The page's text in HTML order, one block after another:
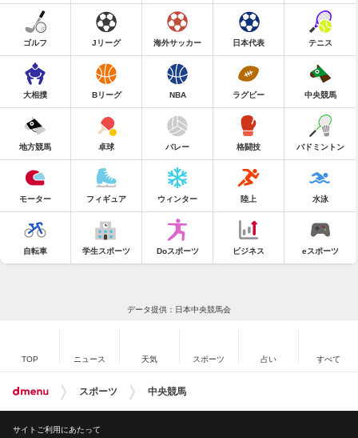
ゴルフ Jリーグ 海外サッカー 日本代表 テニス
大相撲 Bリーグ NBA ラグビー 中央競馬
地方競馬 卓球 バレー 格闘技 バドミントン
モーター フィギュア ウィンター 陸上 水泳
自転車 学生スポーツ Doスポーツ ビジネス eスポーツ
データ提供：日本中央競馬会
TOP ニュース 天気 スポーツ 占い すべて
スポーツ 中央競馬
サイトご利用にあたって